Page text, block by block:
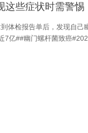
些症状时需警惕
体检报告单后，发现自
7亿##幽门螺杆菌致癌